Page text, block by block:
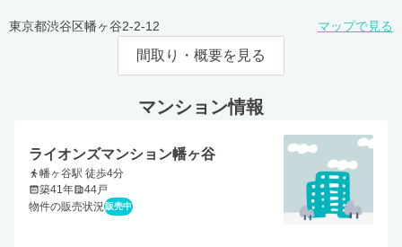
東京都渋谷区幡ヶ谷2-2-12 マップで見る
間取り・概要を見る
マンション情報
ライオンズマンション幡ヶ谷
幡ヶ谷駅 徒歩4分
築41年
44戸
物件の販売状況 販売中